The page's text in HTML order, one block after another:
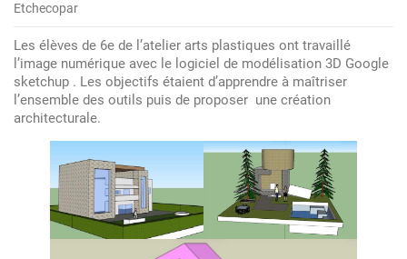
du
mardi
–
3D
Etchecopar
Les élèves de 6e de l’atelier arts plastiques ont travaillé
l’image numérique avec le logiciel de modélisation 3D Google
sketchup . Les objectifs étaient d’apprendre à maîtriser
l’ensemble des outils puis de proposer une création
architecturale.